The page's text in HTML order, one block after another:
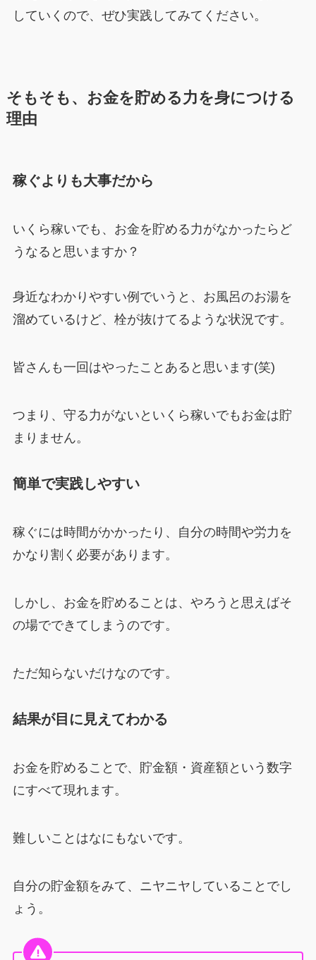
していくので、ぜひ実践してみてください。
そもそも、お金を貯める力を身につける
理由
稼ぐよりも大事だから
いくら稼いでも、お金を貯める力がなかったらど
うなると思いますか？
身近なわかりやすい例でいうと、お風呂のお湯を
溜めているけど、栓が抜けてるような状況です。
皆さんも一回はやったことあると思います(笑)
つまり、守る力がないといくら稼いでもお金は貯
まりません。
簡単で実践しやすい
稼ぐには時間がかかったり、自分の時間や労力を
かなり割く必要があります。
しかし、お金を貯めることは、やろうと思えばそ
の場でできてしまうのです。
ただ知らないだけなのです。
結果が目に見えてわかる
お金を貯めることで、貯金額・資産額という数字
にすべて現れます。
難しいことはなにもないです。
自分の貯金額をみて、ニヤニヤしていることでし
ょう。